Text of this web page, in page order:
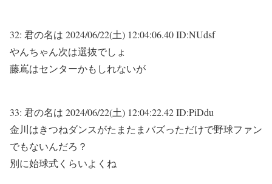
32: 君の名は 2024/06/22(土) 12:04:06.40 ID:NUdsf
やんちゃん次は選抜でしょ
藤嶌はセンターかもしれないが
33: 君の名は 2024/06/22(土) 12:04:22.42 ID:PiDdu
金川はきつねダンスがたまたまバズっただけで野球ファン
でもないんだろ？
別に始球式くらいよくね